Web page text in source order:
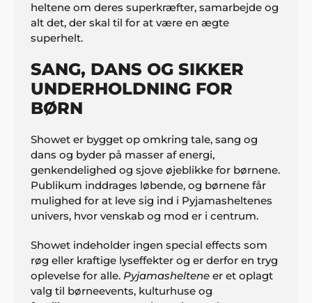
heltene om deres superkræfter, samarbejde og
alt det, der skal til for at være en ægte
superhelt.
SANG, DANS OG SIKKER
UNDERHOLDNING FOR
BØRN
Showet er bygget op omkring tale, sang og
dans og byder på masser af energi,
genkendelighed og sjove øjeblikke for børnene.
Publikum inddrages løbende, og børnene får
mulighed for at leve sig ind i Pyjamasheltenes
univers, hvor venskab og mod er i centrum.
Showet indeholder ingen special effects som
røg eller kraftige lyseffekter og er derfor en tryg
oplevelse for alle. Pyjamasheltene er et oplagt
valg til børneevents, kulturhuse og